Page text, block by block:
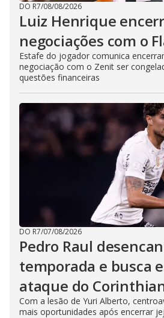
DO R7/08/08/2026
Luiz Henrique
negociações com o
Estafe do jogador comunica
negociação com o Zenit ser
questões financeiras
DO R7/07/08/2026
Pedro Raul
temporada e busca
ataque do
Com a lesão de Yuri Alberto,
mais oportunidades após encerrar